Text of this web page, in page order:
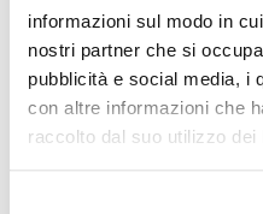
informazioni sul modo in
nostri partner che si
pubblicità e social media, i
con altre informazioni che
raccolto dal suo utilizzo dei
COLOR: